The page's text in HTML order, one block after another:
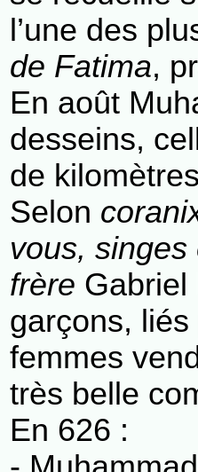
l’une des
de Fatima,
En août
desseins,
de
Selon
vous,
frère Gabriel
garçons,
femmes
très belle
En 626 :